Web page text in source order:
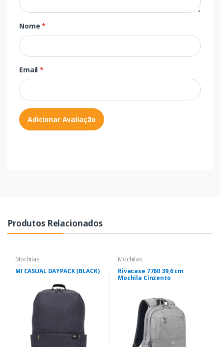
Nome*
Email*
Adicionar Avaliação
Produtos Relacionados
Mochilas
MI CASUAL DAYPACK (BLACK)
Mochilas
Rivacase 7760 39,6 cm
Mochila Cinzento